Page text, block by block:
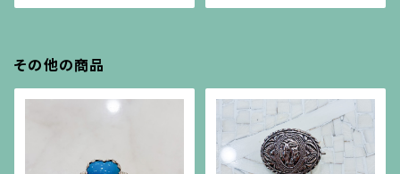
その他の商品